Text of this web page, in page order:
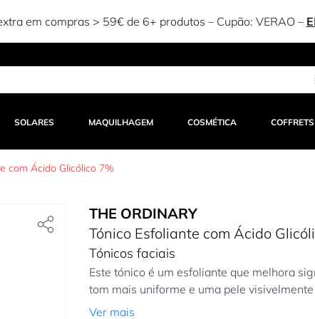
em compras > 59€ de 6+ produtos – Cupão: VERAO–
SOLARES MAQUILHAGEM COSMÉTICA COFFRETS
com Ácido Glicólico 7%
THE ORDINARY
Tónico Esfoliante com Ácido
Tónicos faciais
Este tónico é um esfoliante que melhora
tom mais uniforme e uma pele
Ver mais